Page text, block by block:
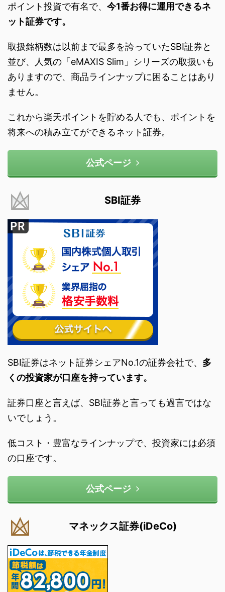
ポイント投資で有名で、 今1番お得に運用できるネ
ット証券です。
取扱銘柄数は以前まで最多を誇っていたSBI証券と
並び、人気の「eMAXIS Slim」シリーズの取扱いも
ありますので、商品ラインナップに困ることはあり
ません。
これから楽天ポイントを貯める人でも、ポイントを
将来への積み立てができるネット証券。
公式ページ
SBI証券
SBI証券はネット証券シェアNo.1の証券会社で、 多
くの投資家が口座を持っています。
証券口座と言えば、SBI証券と言っても過言ではな
いでしょう。
低コスト・豊富なラインナップで、投資家には必須
の口座です。
公式ページ
マネックス証券(iDeCo)